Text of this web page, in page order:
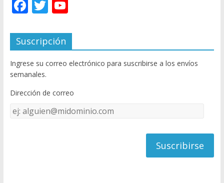
F
e
b
o
o
k
T
itt
er
Y
u
T
u
e
C
Suscripción
Ingrese su correo electrónico para suscribirse a los envíos
semanales.
Dirección de correo
Dirección